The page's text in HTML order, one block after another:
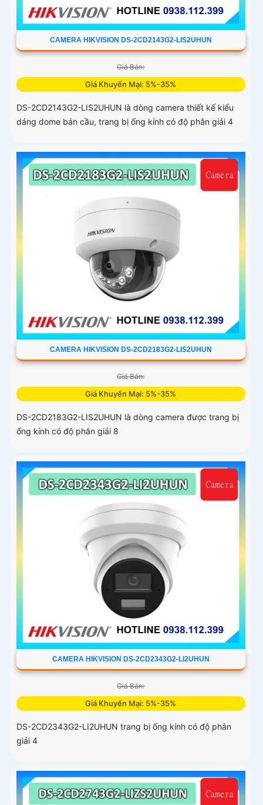
CAMERA HIKVISION DS-2CD2143G2-LIS2UHUN
Giá Bán:
Giá Khuyến Mại: 5%-35%
DS-2CD2143G2-LIS2UHUN là dòng camera thiết kế kiểu
dáng dome bán cầu, trang bị ống kính có độ phân giải 4
CAMERA HIKVISION DS-2CD2183G2-LIS2UHUN
Giá Bán:
Giá Khuyến Mại: 5%-35%
DS-2CD2183G2-LIS2UHUN là dòng camera được trang bị
ống kính có độ phân giải 8
CAMERA HIKVISION DS-2CD2343G2-LI2UHUN
Giá Bán:
Giá Khuyến Mại: 5%-35%
DS-2CD2343G2-LI2UHUN trang bị ống kính có độ phân
giải 4